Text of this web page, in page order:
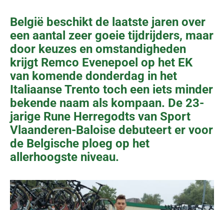
België beschikt de laatste jaren over
een aantal zeer goeie tijdrijders, maar
door keuzes en omstandigheden
krijgt Remco Evenepoel op het EK
van komende donderdag in het
Italiaanse Trento toch een iets minder
bekende naam als kompaan. De 23-
jarige Rune Herregodts van Sport
Vlaanderen-Baloise debuteert er voor
de Belgische ploeg op het
allerhoogste niveau.